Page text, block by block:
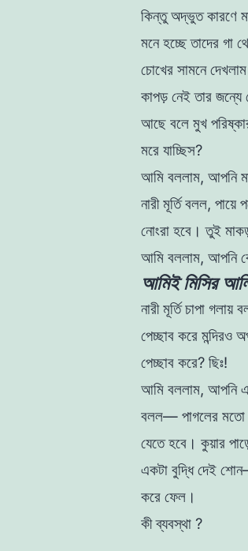
কিন্তুঅদ্ভুতকারণে
মনেহচ্ছেতাদের গা
চোখের সামনেদেখলাম
কাপড়নেইতার জন্যে
আছে বলে মুখ
মরে যাচ্ছিস?
আমি বললাম, আপনি
নারীমূর্তিবলল, পায়ে
নােংরা হবে ।তুই
আমি বললাম, আপনি
আমিই মিসির
নারীমূর্তিচাপা গলায়
পেচ্ছাব করে মন্দিরও
পেচ্ছাব করে? ছিঃ!
আমি বললাম, আপনি
বলল— পাগলের মতাে
যেতেহবে । কুয়ার
একটা বুদ্ধিদেই শােন
করে ফেল ।
কীব্যবস্থা ?